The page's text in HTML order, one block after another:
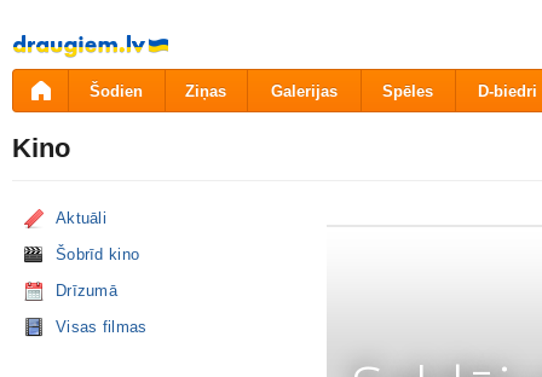
Pāriet
uz
saturu
Šodien Ziņas Galerijas Spēles D-biedri
Kino
Aktuāli
Šobrīd kino
Drīzumā
Visas filmas